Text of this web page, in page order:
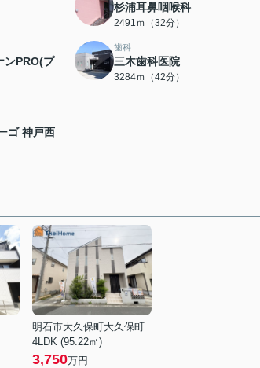
杉浦耳鼻咽喉科
2491ｍ（32分）
ンPRO(プ
歯科
三木歯科医院
3284ｍ（42分）
ゴ 神戸西
明石市大久保町大久保町
4LDK (95.22㎡)
3,750万円